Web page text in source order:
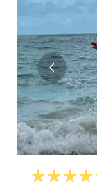
★★★★